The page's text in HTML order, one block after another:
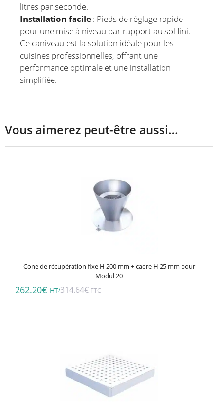
litres par seconde.
Installation facile : Pieds de réglage rapide
pour une mise à niveau par rapport au sol fini.
Ce caniveau est la solution idéale pour les
cuisines professionnelles, offrant une
performance optimale et une installation
simplifiée.
Vous aimerez peut-être aussi…
Cone de récupération fixe H 200 mm + cadre H 25 mm pour
Modul 20
262.20€ HT/314.64€ TTC